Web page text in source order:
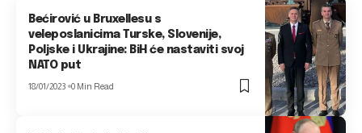
Bećirović u Bruxellesu s
veleposlanicima Turske, Slovenije,
Poljske i Ukrajine: BiH će nastaviti svoj
NATO put
18/01/2023 0 Min Read